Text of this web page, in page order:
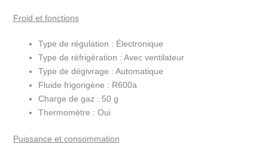
Froid et fonctions
Type de régulation : Électronique
Type de réfrigération : Avec ventilateur
Type de dégivrage : Automatique
Fluide frigorigène : R600a
Charge de gaz : 50 g
Thermomètre : Oui
Puissance et consommation